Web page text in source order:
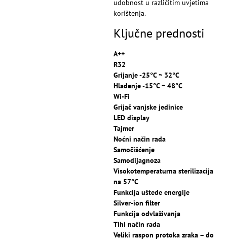
udobnost u različitim uvjetima
korištenja.
Ključne prednosti
A++
R32
Grijanje -25°C ~ 32°C
Hlađenje -15°C ~ 48°C
Wi-Fi
Grijač vanjske jedinice
LED display
Tajmer
Noćni način rada
Samočišćenje
Samodijagnoza
Visokotemperaturna sterilizacija
na 57°C
Funkcija uštede energije
Silver-ion filter
Funkcija odvlaživanja
Tihi način rada
Veliki raspon protoka zraka – do